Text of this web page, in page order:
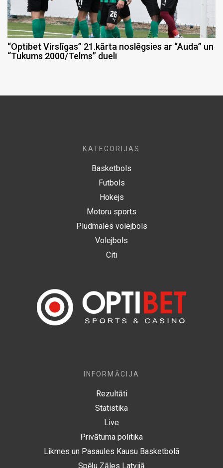
“Optibet Virslīgas” 21.kārta noslēgsies ar “Auda” un
“Tukums 2000/Telms” dueli
KATEGORIJAS
Basketbols
Futbols
Hokejs
Motoru sports
Pludmales volejbols
Volejbols
Citi
INFORMĀCIJA
Rezultāti
Statistika
Live
Privātuma politika
Likmes un Pasaules Kausu Basketbolā
Spēļu Zāles Latvijā